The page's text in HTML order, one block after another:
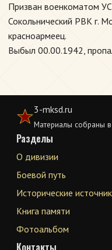
Призван военкоматом
Сокольнический РВК г.
красноармеец.
Выбыл 00.00.1942,
3-mksd.ru
Материалы собраны
Разделы
О дивизии
Боевой путь
Исторические
Книга памяти
Фотоальбом
Контакты